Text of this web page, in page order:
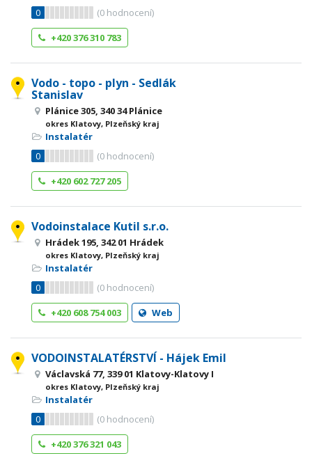
0
(0 hodnocení)
+420 376 310 783
Vodo - topo - plyn - Sedlák
Stanislav
Plánice 305, 340 34 Plánice
okres Klatovy, Plzeňský kraj
Instalatér
0
(0 hodnocení)
+420 602 727 205
Vodoinstalace Kutil s.r.o.
Hrádek 195, 342 01 Hrádek
okres Klatovy, Plzeňský kraj
Instalatér
0
(0 hodnocení)
+420 608 754 003
Web
VODOINSTALATÉRSTVÍ - Hájek Emil
Václavská 77, 339 01 Klatovy-Klatovy I
okres Klatovy, Plzeňský kraj
Instalatér
0
(0 hodnocení)
+420 376 321 043